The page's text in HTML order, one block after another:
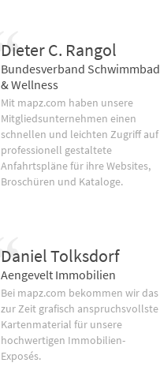
Dieter C. Rangol
Bundesverband Schwimmbad
& Wellness
Mit mapz.com haben unsere
Mitgliedsunternehmen einen
schnellen und leichten Zugriff auf
professionell gestaltete
Anfahrtspläne für ihre Websites,
Broschüren und Kataloge.
Daniel Tolksdorf
Aengevelt Immobilien
Bei mapz.com bekommen wir das
zur Zeit grafisch anspruchsvollste
Kartenmaterial für unsere
hochwertigen Immobilien-
Exposés.